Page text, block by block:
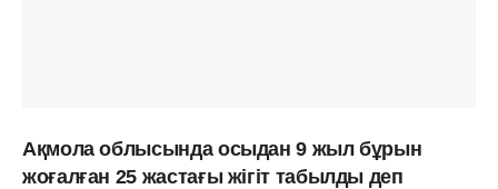
Ақмола облысында осыдан 9 жыл бұрын
жоғалған 25 жастағы жігіт табылды деп